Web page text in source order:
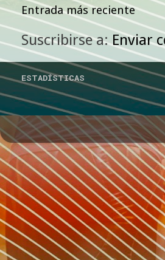
Entrada más reciente
Suscribirse a:Enviar
ESTADÍSTICAS